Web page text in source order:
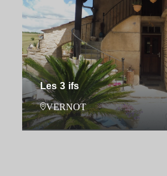
Les 3 ifs
VERNOT